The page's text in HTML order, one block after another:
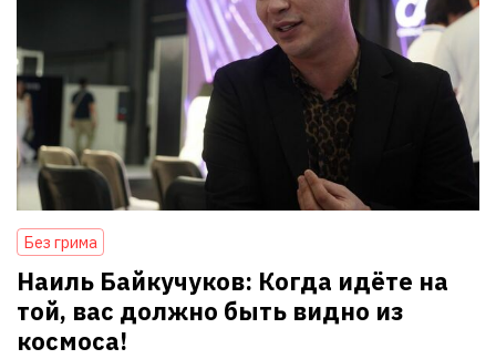
Без грима
Наиль Байкучуков: Когда идёте на
той, вас должно быть видно из
космоса!